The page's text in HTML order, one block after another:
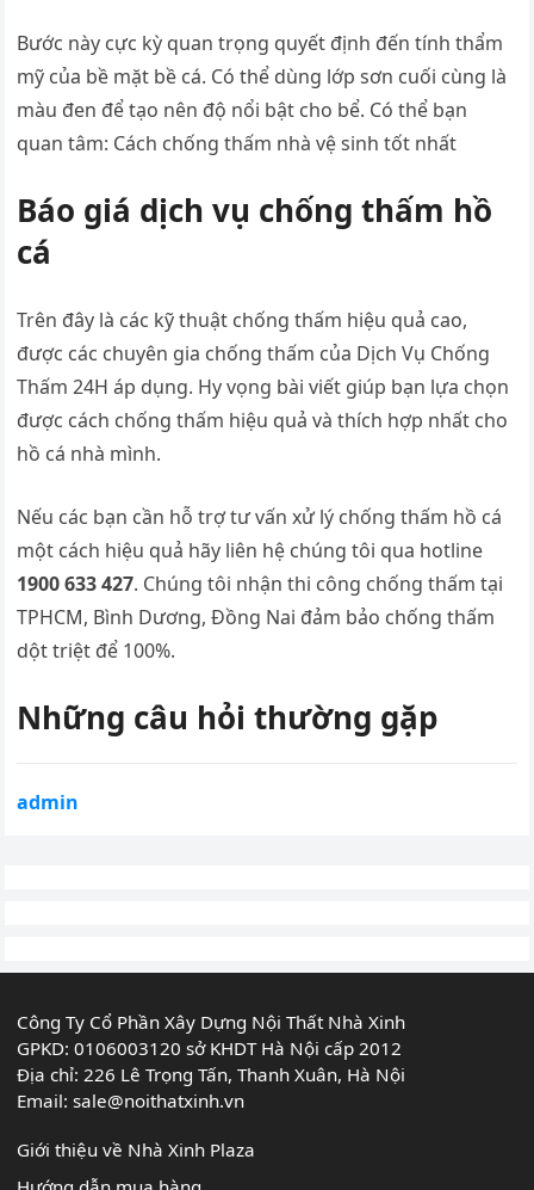
Bước này cực kỳ quan trọng quyết định đến tính thẩm
mỹ của bề mặt bề cá. Có thể dùng lớp sơn cuối cùng là
màu đen để tạo nên độ nổi bật cho bể. Có thể bạn
quan tâm: Cách chống thấm nhà vệ sinh tốt nhất
Báo giá dịch vụ chống thấm hồ
cá
Trên đây là các kỹ thuật chống thấm hiệu quả cao,
được các chuyên gia chống thấm của Dịch Vụ Chống
Thấm 24H áp dụng. Hy vọng bài viết giúp bạn lựa chọn
được cách chống thấm hiệu quả và thích hợp nhất cho
hồ cá nhà mình.
Nếu các bạn cần hỗ trợ tư vấn xử lý chống thấm hồ cá
một cách hiệu quả hãy liên hệ chúng tôi qua hotline
1900 633 427. Chúng tôi nhận thi công chống thấm tại
TPHCM, Bình Dương, Đồng Nai đảm bảo chống thấm
dột triệt để 100%.
Những câu hỏi thường gặp
admin
Công Ty Cổ Phần Xây Dựng Nội Thất Nhà Xinh
GPKD: 0106003120 sở KHDT Hà Nội cấp 2012
Địa chỉ: 226 Lê Trọng Tấn, Thanh Xuân, Hà Nội
Email:sale@noithatxinh.vn
Giới thiệu về Nhà Xinh Plaza